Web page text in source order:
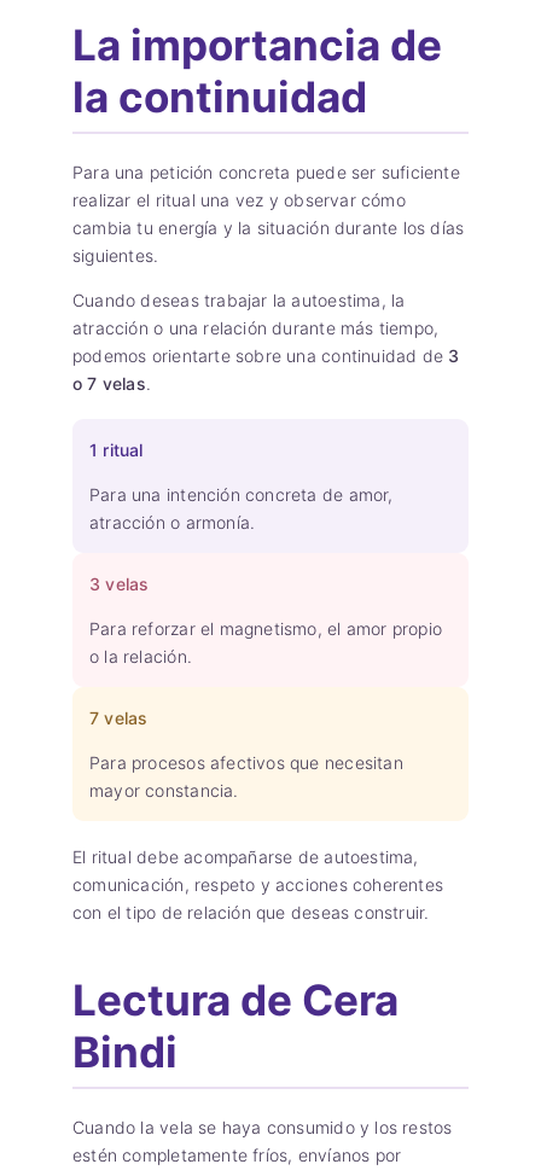
La importancia de
la continuidad
Para una petición concreta puede ser suficiente
realizar el ritual una vez y observar cómo
cambia tu energía y la situación durante los días
siguientes.
Cuando deseas trabajar la autoestima, la
atracción o una relación durante más tiempo,
podemos orientarte sobre una continuidad de 3
o 7 velas.
1 ritual
Para una intención concreta de amor,
atracción o armonía.
3 velas
Para reforzar el magnetismo, el amor propio
o la relación.
7 velas
Para procesos afectivos que necesitan
mayor constancia.
El ritual debe acompañarse de autoestima,
comunicación, respeto y acciones coherentes
con el tipo de relación que deseas construir.
Lectura de Cera
Bindi
Cuando la vela se haya consumido y los restos
estén completamente fríos, envíanos por